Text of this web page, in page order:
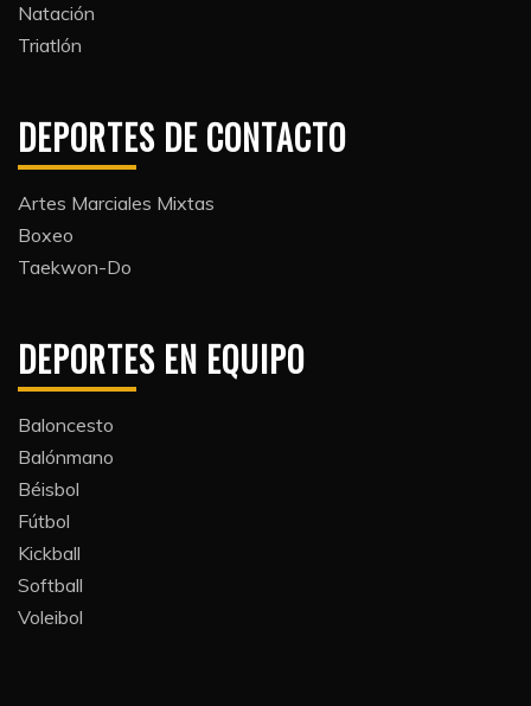
Natación​
Triatlón​
DEPORTES DE CONTACTO
Artes Marciales Mixtas
Boxeo
Taekwon-Do
DEPORTES EN EQUIPO
Baloncesto
Balónmano
Béisbol
Fútbol
Kickball​
Softball​
Voleibol​